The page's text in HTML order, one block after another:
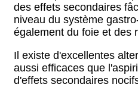
des effets secondaires
niveau du système
également du foie et des
Il existe d'excellentes
aussi efficaces que
d'effets secondaires